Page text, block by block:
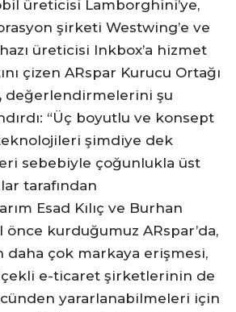
üreticisi Lamborghini’ye,
şirketi Westwing’e ve
üreticisi Inkbox’a hizmet
çizen ARspar Kurucu Ortağı
değerlendirmelerini şu
“Üç boyutlu ve konsept
şimdiye dek
sebebiyle çoğunlukla üst
tarafından
Esad Kılıç ve Burhan
önce kurduğumuz ARspar’da,
çok markaya erişmesi,
e-ticaret şirketlerinin de
yararlanabilmeleri için